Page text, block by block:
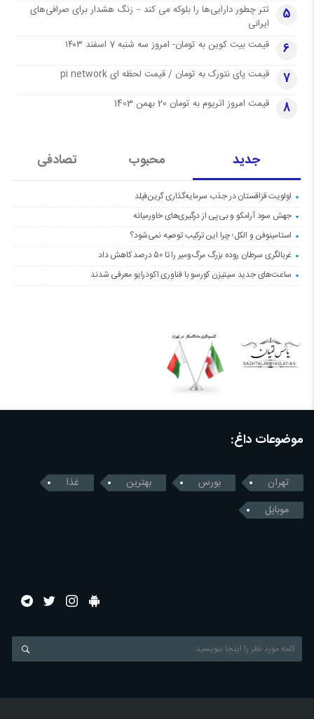
5
تتر چطور دارایی‌ها را بلوکه می کند – زنگ هشدار برای صرافی‌های
ایرانی
6 قیمت بیت کوین به تومان- امروز سه شنبه 7 اسفند ۱۴۰۳
7 قیمت پای نتورک به تومان / قیمت لحظه ای pi network
8 قیمت امروز اتریوم به تومان 20 بهمن 1403
جدید محبوب تصادفی
اولویت قزاقستان در جذب سرمایه‌گذاری گرین‌فیلد
جهش سود آرامکو و بی‌پی از درگیری‌های خاورمیانه
استامینوفن و الکل؛ چرا این ترکیب توصیه نمی‌شود؟
غربالگری سرطان روده بزرگ مرگ‌ومیر را تا ۵۰ درصد کاهش داد
ساعت‌های جدید سیتیزن کورسو با فناوری اکودرایو معرفی شدند
موضوعات داغ:
تهران بورس بهترین
غذا
موبایل